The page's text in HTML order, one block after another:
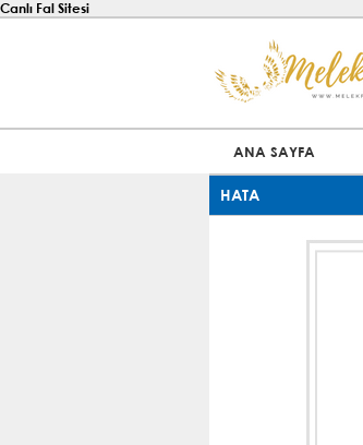
Canlı Fal Sitesi
ANA SAYFA
HATA